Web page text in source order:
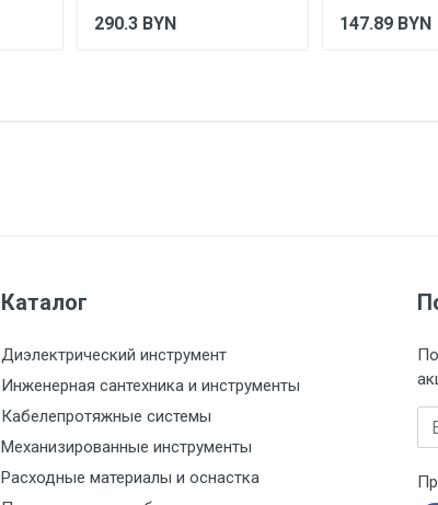
290.3 BYN 147.89 BYN
Каталог
Диэлектрический инструмент
Инженерная сантехника и инструменты
Кабелепротяжные системы
Механизированные инструменты
Расходные материалы и оснастка